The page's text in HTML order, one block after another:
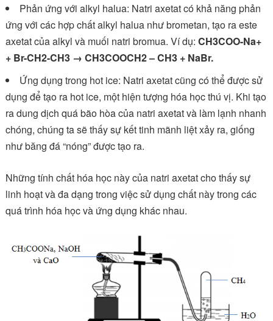
Phản ứng với alkyl halua: Natri axetat có khả năng phản
ứng với các hợp chất alkyl halua như brometan, tạo ra este
axetat của alkyl và muối natri bromua. Ví dụ: CH3COO-Na+
+ Br-CH2-CH3 → CH3COOCH2 – CH3 + NaBr.
Ứng dụng trong hot ice: Natri axetat cũng có thể được sử
dụng để tạo ra hot ice, một hiện tượng hóa học thú vị. Khi tạo
ra dung dịch quá bão hòa của natri axetat và làm lạnh nhanh
chóng, chúng ta sẽ thấy sự kết tinh mãnh liệt xảy ra, giống
như băng đá “nóng” được tạo ra.
Những tính chất hóa học này của natri axetat cho thấy sự
linh hoạt và đa dạng trong việc sử dụng chất này trong các
quá trình hóa học và ứng dụng khác nhau.